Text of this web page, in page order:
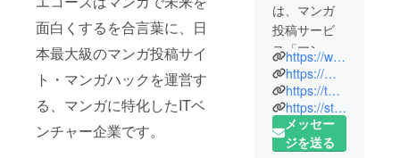
面白くするを合言葉に、日
本最大級のマンガ投稿サイ
ト・マンガハックを運営す
る、マンガに特化したITベ
ンチャー企業です。
は、マンガ
投稿サービ
ス「マンガ
ハック」、
電子出版
サービス
「マンガ
ハック
https://www.echoes.co.jp/
https://mangahack.com/
https://twitter.com/mangahack
https://store.mangahack.com/
メッセー
ジを送る